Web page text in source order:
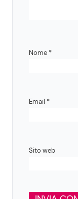
Nome *
Email *
Sito web